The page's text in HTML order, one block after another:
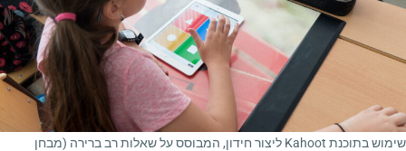
שימוש בתוכנת Kahoot ליצור חידון, המבוסס על שאלות רב ברירה (מבחן